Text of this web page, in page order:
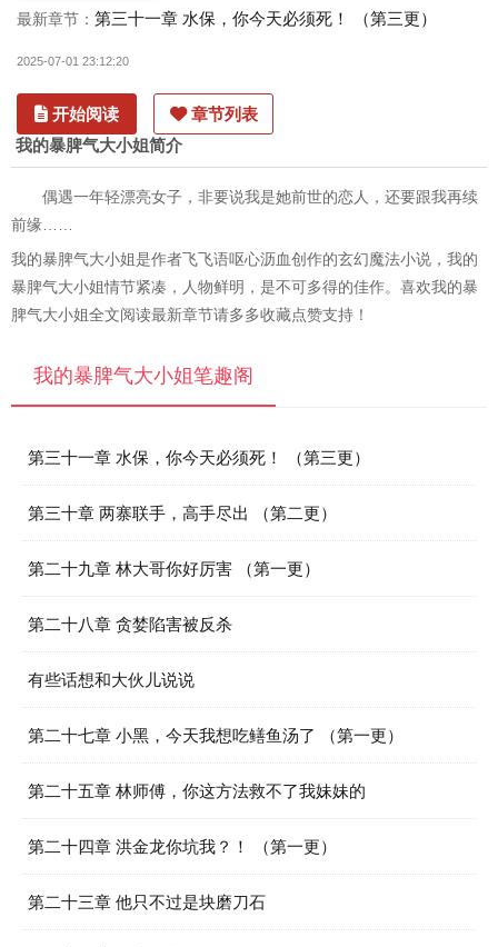
最新章节： 第三十一章 水保，你今天必须死！ （第三更）
2025-07-01 23:12:20
开始阅读 章节列表
我的暴脾气大小姐简介
偶遇一年轻漂亮女子，非要说我是她前世的恋人，还要跟我再续
前缘……
我的暴脾气大小姐是作者飞飞语呕心沥血创作的玄幻魔法小说，我的
暴脾气大小姐情节紧凑，人物鲜明，是不可多得的佳作。喜欢我的暴
脾气大小姐全文阅读最新章节请多多收藏点赞支持！
我的暴脾气大小姐笔趣阁
第三十一章 水保，你今天必须死！ （第三更）
第三十章 两寨联手，高手尽出 （第二更）
第二十九章 林大哥你好厉害 （第一更）
第二十八章 贪婪陷害被反杀
有些话想和大伙儿说说
第二十七章 小黑，今天我想吃鳝鱼汤了 （第一更）
第二十五章 林师傅，你这方法救不了我妹妹的
第二十四章 洪金龙你坑我？！ （第一更）
第二十三章 他只不过是块磨刀石